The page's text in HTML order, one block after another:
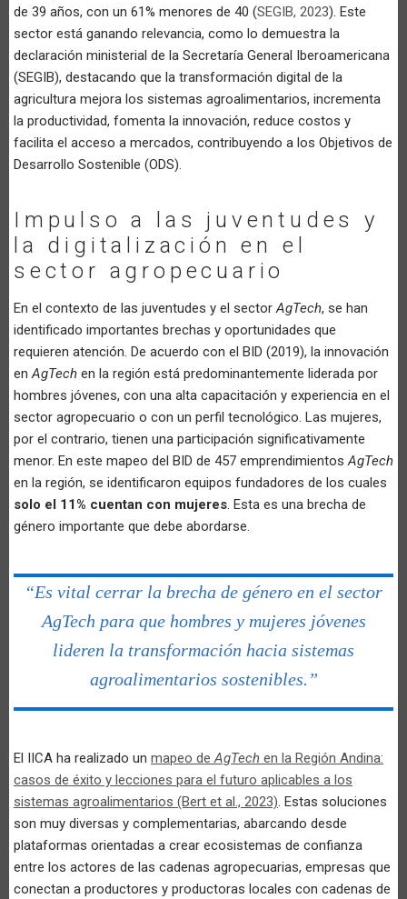
de 39 años, con un 61% menores de 40 (SEGIB, 2023). Este
sector está ganando relevancia, como lo demuestra la
declaración ministerial de la Secretaría General Iberoamericana
(SEGIB), destacando que la transformación digital de la
agricultura mejora los sistemas agroalimentarios, incrementa
la productividad, fomenta la innovación, reduce costos y
facilita el acceso a mercados, contribuyendo a los Objetivos de
Desarrollo Sostenible (ODS).
Impulso a las juventudes y
la digitalización en el
sector agropecuario
En el contexto de las juventudes y el sectorAgTech, se han
identificado importantes brechas y oportunidades que
requieren atención. De acuerdo con el BID (2019), la innovación
enAgTech en la región está predominantemente liderada por
hombres jóvenes, con una alta capacitación y experiencia en el
sector agropecuario o con un perfil tecnológico. Las mujeres,
por el contrario, tienen una participación significativamente
menor. En este mapeo del BID de 457 emprendimientosAgTech
en la región, se identificaron equipos fundadores de los cuales
solo el 11% cuentan con mujeres. Esta es una brecha de
género importante que debe abordarse.
“Es vital cerrar la brecha de género en el sector
AgTech para que hombres y mujeres jóvenes
lideren la transformación hacia sistemas
agroalimentarios sostenibles.”
El IICA ha realizado un mapeo deAgTech en la Región Andina:
casos de éxito y lecciones para el futuro aplicables a los
sistemas agroalimentarios (Bert et al., 2023). Estas soluciones
son muy diversas y complementarias, abarcando desde
plataformas orientadas a crear ecosistemas de confianza
entre los actores de las cadenas agropecuarias, empresas que
conectan a productores y productoras locales con cadenas de